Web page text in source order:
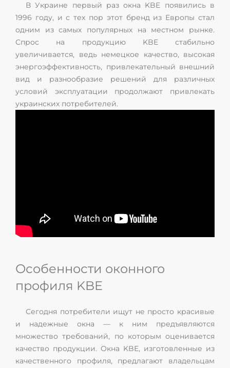
В Украине первый раз окна KBE появились в
1996 году, и с тех пор этот бренд из Европы стал
одним из самых популярных на местном рынке.
Спрос на продукцию KBE стабильно
увеличивается, ведь немецкое качество, высокая
энергоэффективность, привлекательный внешний
вид и разнообразие решений для различных
условий эксплуатации продолжают привлекать
украинских потребителей.
Особенности оконного
профиля KBE
Сегодня потребители ищут не просто красивые
и надежные окна — к ним предъявляются
множество требований, по которым оценивается
качество продукции. Окна KBE, изготовленные из
качественного профиля, предлагают владельцам